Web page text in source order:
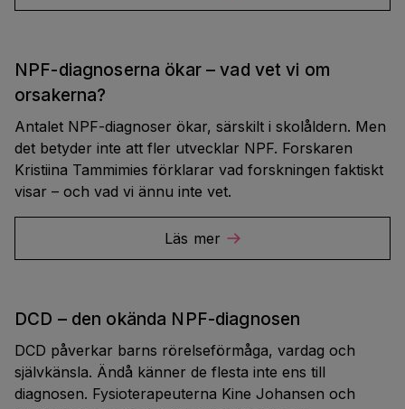
NPF-diagnoserna ökar – vad vet vi om
orsakerna?
Antalet NPF-diagnoser ökar, särskilt i skolåldern. Men
det betyder inte att fler utvecklar NPF. Forskaren
Kristiina Tammimies förklarar vad forskningen faktiskt
visar – och vad vi ännu inte vet.
Läs mer
DCD – den okända NPF-diagnosen
DCD påverkar barns rörelseförmåga, vardag och
självkänsla. Ändå känner de flesta inte ens till
diagnosen. Fysioterapeuterna Kine Johansen och